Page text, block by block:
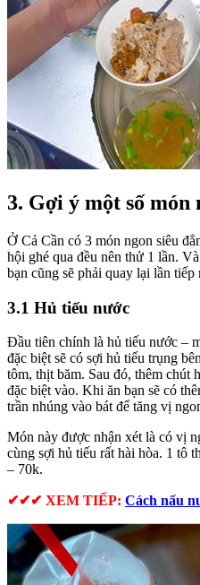
3. Gợi ý một số món
Ở Cả Cần có 3 món ngon siêu
hội ghé qua đều nên thử 1 lần.
bạn cũng sẽ phải quay lại lần tiếp
3.1 Hủ tiếu nước
Đầu tiên chính là hủ tiếu nước –
đặc biệt sẽ có sợi hủ tiếu trụng
tôm, thịt băm. Sau đó, thêm chút
đặc biệt vào. Khi ăn bạn sẽ có
trần nhúng vào bát để tăng vị
Món này được nhận xét là có vị
cùng sợi hủ tiếu rất hài hòa. 1 tô
– 70k.
✔✔✔ XEM TIẾP: Cách nấu